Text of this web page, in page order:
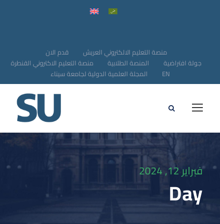
قدم الان
منصة التعليم الالكتروني العريش
منصة التعليم الاكتروني القنطرة
المنصة الطلابية
جولة افتراضية
المجلة العلمية الدولية لجامعة سيناء
EN
فبراير 12, 2024
Day